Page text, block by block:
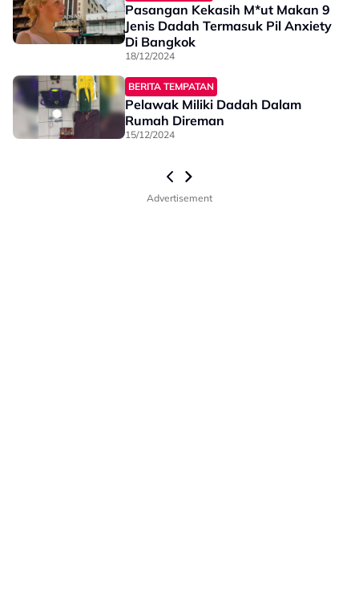
Pasangan Kekasih M*ut Makan 9
Jenis Dadah Termasuk Pil Anxiety
Di Bangkok
18/12/2024
BERITA TEMPATAN
Pelawak Miliki Dadah Dalam
Rumah Direman
15/12/2024
Advertisement